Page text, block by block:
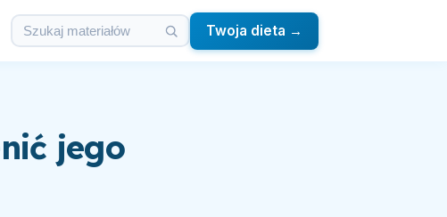
Twoja dieta →
jego